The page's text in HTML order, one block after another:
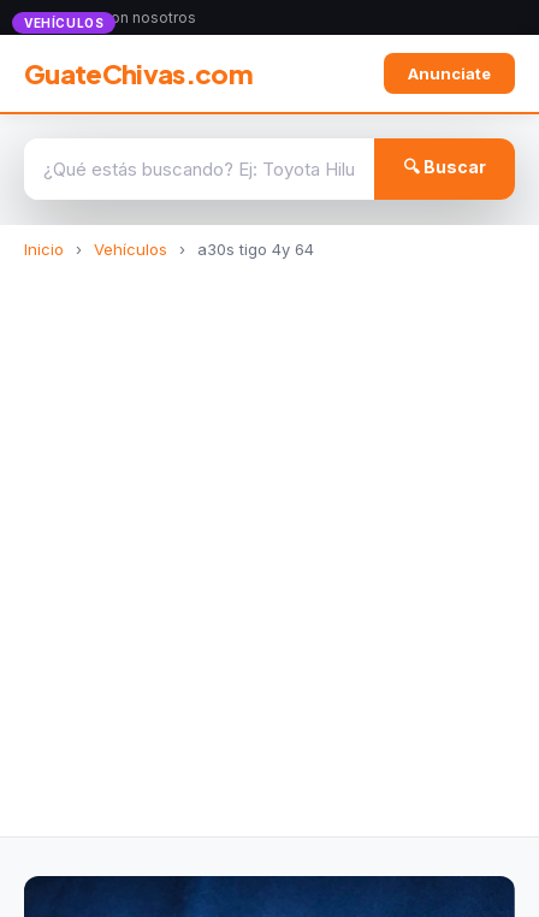
Anunciate con nosotros
GuateChivas.com Anunciate
🔍 Buscar
Inicio › Vehículos › a30s tigo 4y 64
VEHÍCULOS